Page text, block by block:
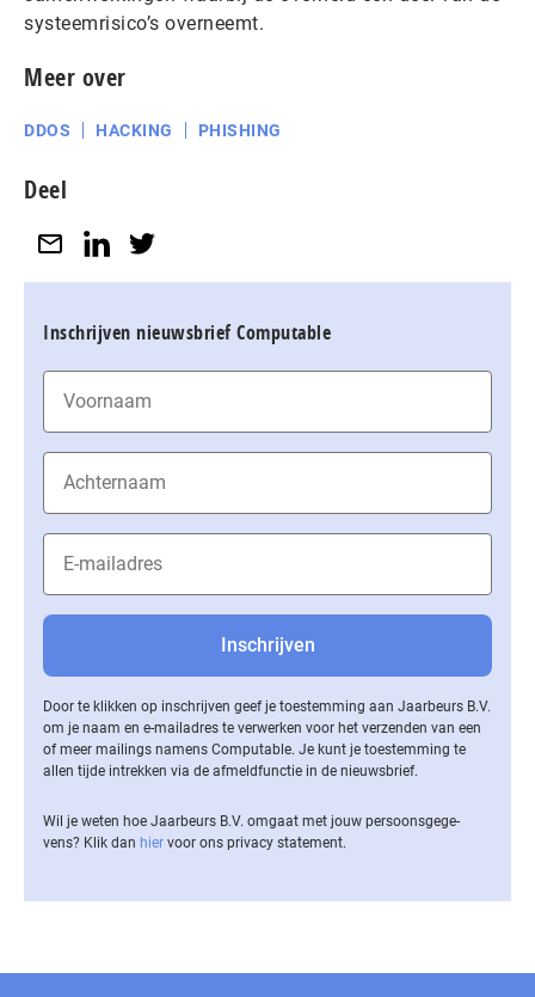
systeemrisico’s overneemt.
Meer over
DDOS HACKING PHISHING
Deel
Inschrijven nieuwsbrief Computable
Door te klikken op inschrijven geef je toestemming aan Jaarbeurs B.V.
om je naam en e-mailadres te verwerken voor het verzenden van een
of meer mailings namens Computable. Je kunt je toestemming te
allen tijde intrekken via de af­meld­func­tie in de nieuwsbrief.
Wil je weten hoe Jaarbeurs B.V. omgaat met jouw per­soons­ge­ge­
vens? Klik dan hier voor ons privacy statement.